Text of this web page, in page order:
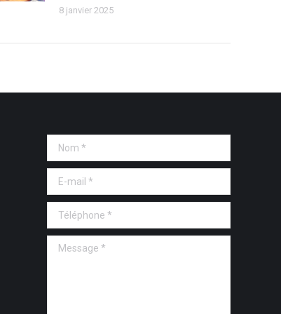
8 janvier 2025
Nom *
E-mail *
Téléphone *
Message *